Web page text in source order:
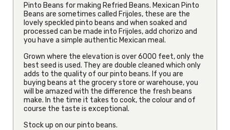
Pinto Beans for making Refried Beans. Mexican Pinto
Beans are sometimes called Frijoles, these are the
lovely speckled pinto beans and when soaked and
processed can be made into Frijoles, add chorizo and
you have a simple authentic Mexican meal.
Grown where the elevation is over 6000 feet, only the
best seed is used. They are double cleaned which only
adds to the quality of our pinto beans. If you are
buying beans at the grocery store or warehouse, you
will be amazed with the difference the fresh beans
make. In the time it takes to cook, the colour and of
course the taste is exceptional.
Stock up on our pinto beans.